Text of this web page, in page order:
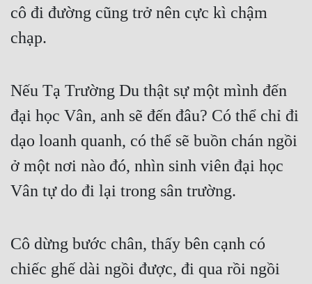
Sủng
Tiên Hiệp
Tiểu Thuyết
Trinh Thám
Triều Đấu
Trùng Sinh
cô đi đường cũng trở nên cực kì chậm
chạp.
Nếu Tạ Trường Du thật sự một mình đến
đại học Vân, anh sẽ đến đâu? Có thể chỉ đi
dạo loanh quanh, có thể sẽ buồn chán ngồi
ở một nơi nào đó, nhìn sinh viên đại học
Vân tự do đi lại trong sân trường.
Cô dừng bước chân, thấy bên cạnh có
chiếc ghế dài ngồi được, đi qua rồi ngồi